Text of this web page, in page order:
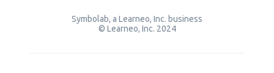
Symbolab, a Learneo, Inc. business
© Learneo, Inc. 2024